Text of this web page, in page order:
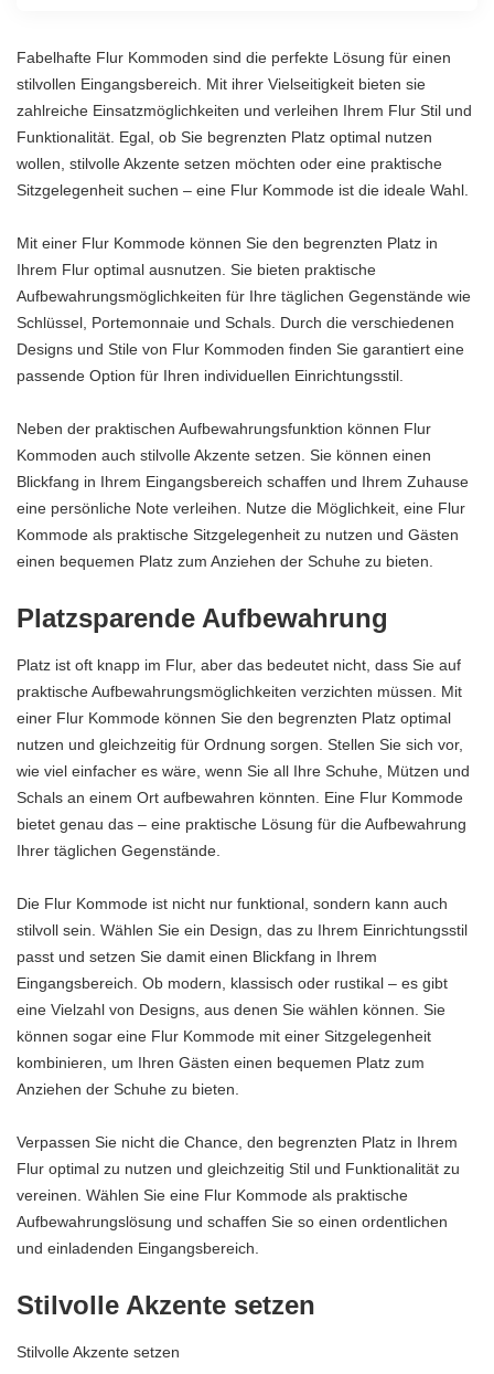
Fabelhafte Flur Kommoden sind die perfekte Lösung für einen
stilvollen Eingangsbereich. Mit ihrer Vielseitigkeit bieten sie
zahlreiche Einsatzmöglichkeiten und verleihen Ihrem Flur Stil und
Funktionalität. Egal, ob Sie begrenzten Platz optimal nutzen
wollen, stilvolle Akzente setzen möchten oder eine praktische
Sitzgelegenheit suchen – eine Flur Kommode ist die ideale Wahl.
Mit einer Flur Kommode können Sie den begrenzten Platz in
Ihrem Flur optimal ausnutzen. Sie bieten praktische
Aufbewahrungsmöglichkeiten für Ihre täglichen Gegenstände wie
Schlüssel, Portemonnaie und Schals. Durch die verschiedenen
Designs und Stile von Flur Kommoden finden Sie garantiert eine
passende Option für Ihren individuellen Einrichtungsstil.
Neben der praktischen Aufbewahrungsfunktion können Flur
Kommoden auch stilvolle Akzente setzen. Sie können einen
Blickfang in Ihrem Eingangsbereich schaffen und Ihrem Zuhause
eine persönliche Note verleihen. Nutze die Möglichkeit, eine Flur
Kommode als praktische Sitzgelegenheit zu nutzen und Gästen
einen bequemen Platz zum Anziehen der Schuhe zu bieten.
Platzsparende Aufbewahrung
Platz ist oft knapp im Flur, aber das bedeutet nicht, dass Sie auf
praktische Aufbewahrungsmöglichkeiten verzichten müssen. Mit
einer Flur Kommode können Sie den begrenzten Platz optimal
nutzen und gleichzeitig für Ordnung sorgen. Stellen Sie sich vor,
wie viel einfacher es wäre, wenn Sie all Ihre Schuhe, Mützen und
Schals an einem Ort aufbewahren könnten. Eine Flur Kommode
bietet genau das – eine praktische Lösung für die Aufbewahrung
Ihrer täglichen Gegenstände.
Die Flur Kommode ist nicht nur funktional, sondern kann auch
stilvoll sein. Wählen Sie ein Design, das zu Ihrem Einrichtungsstil
passt und setzen Sie damit einen Blickfang in Ihrem
Eingangsbereich. Ob modern, klassisch oder rustikal – es gibt
eine Vielzahl von Designs, aus denen Sie wählen können. Sie
können sogar eine Flur Kommode mit einer Sitzgelegenheit
kombinieren, um Ihren Gästen einen bequemen Platz zum
Anziehen der Schuhe zu bieten.
Verpassen Sie nicht die Chance, den begrenzten Platz in Ihrem
Flur optimal zu nutzen und gleichzeitig Stil und Funktionalität zu
vereinen. Wählen Sie eine Flur Kommode als praktische
Aufbewahrungslösung und schaffen Sie so einen ordentlichen
und einladenden Eingangsbereich.
Stilvolle Akzente setzen
Stilvolle Akzente setzen